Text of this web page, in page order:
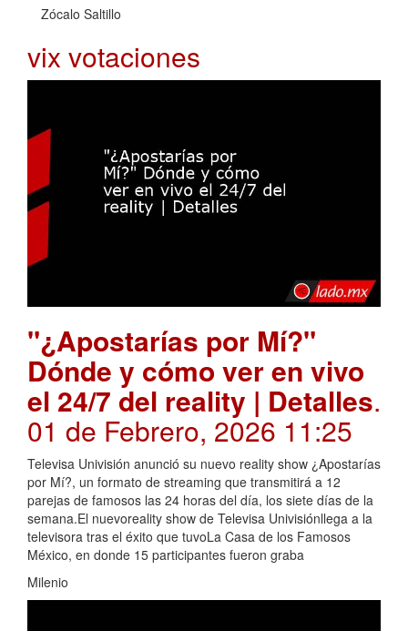
Zócalo Saltillo
vix votaciones
"¿Apostarías por Mí?"
Dónde y cómo ver en vivo
el 24/7 del reality | Detalles.
01 de Febrero, 2026 11:25
Televisa Univisión anunció su nuevo reality show ¿Apostarías
por Mí?, un formato de streaming que transmitirá a 12
parejas de famosos las 24 horas del día, los siete días de la
semana.El nuevoreality show de Televisa Univisiónllega a la
televisora tras el éxito que tuvoLa Casa de los Famosos
México, en donde 15 participantes fueron graba
Milenio